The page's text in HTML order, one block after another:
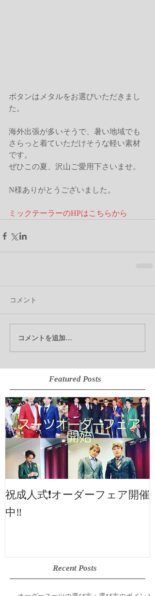
ボタンはメタルをお選びいただきまし
た。
海外出張が多いそうで、暑い地域でも
さらっと着ていただけそうな軽い素材
です。
ぜひこの夏、沢山ご愛用下さいませ。
N様ありがとうございました。
ミックテーラーのHPはこちらから
コメント
コメントを追加…
Featured Posts
祝成人式❗️オーダーフェア開催
中‼️
Recent Posts